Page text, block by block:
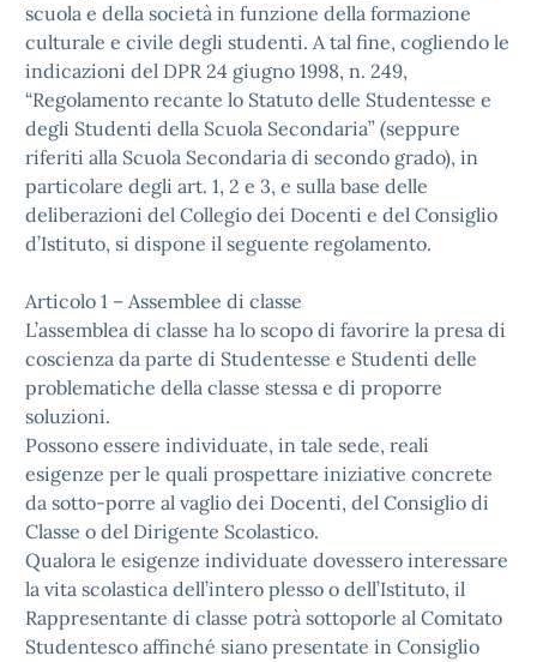
scuola e della società in funzione della formazione
culturale e civile degli studenti. A tal fine, cogliendo le
indicazioni del DPR 24 giugno 1998, n. 249,
“Regolamento recante lo Statuto delle Studentesse e
degli Studenti della Scuola Secondaria” (seppure
riferiti alla Scuola Secondaria di secondo grado), in
particolare degli art. 1, 2 e 3, e sulla base delle
deliberazioni del Collegio dei Docenti e del Consiglio
d’Istituto, si dispone il seguente regolamento.
Articolo 1 – Assemblee di classe
L’assemblea di classe ha lo scopo di favorire la presa di
coscienza da parte di Studentesse e Studenti delle
problematiche della classe stessa e di proporre
soluzioni.
Possono essere individuate, in tale sede, reali
esigenze per le quali prospettare iniziative concrete
da sotto-porre al vaglio dei Docenti, del Consiglio di
Classe o del Dirigente Scolastico.
Qualora le esigenze individuate dovessero interessare
la vita scolastica dell’intero plesso o dell’Istituto, il
Rappresentante di classe potrà sottoporle al Comitato
Studentesco affinché siano presentate in Consiglio